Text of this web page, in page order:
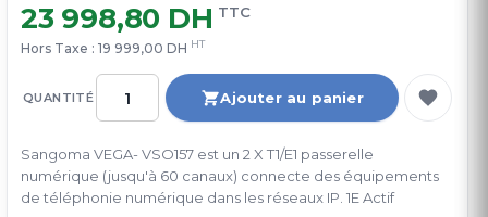
QUANTITÉ Ajouter au panier
23 998,80 DH TTC
Hors Taxe : 19 999,00 DH HT
Sangoma VEGA- VSO157 est un 2 X T1/E1 passerelle
numérique (jusqu'à 60 canaux) connecte des équipements
de téléphonie numérique dans les réseaux IP. 1E Actif